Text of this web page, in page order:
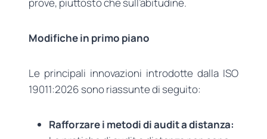
Modifiche in primo piano
Le principali innovazioni introdotte dalla ISO
19011:2026 sono riassunte di seguito:
Rafforzare i metodi di audit a distanza: